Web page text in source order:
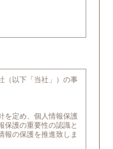
（以下「当社」）の事
を定め、個人情報保護
保護の重要性の認識と
報の保護を推進致しま